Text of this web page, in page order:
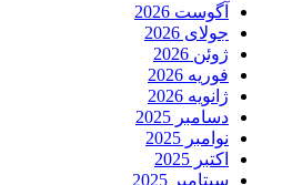
آگوست 2026
جولای 2026
ژوئن 2026
فوریه 2026
ژانویه 2026
دسامبر 2025
نوامبر 2025
اکتبر 2025
سپتامبر 2025